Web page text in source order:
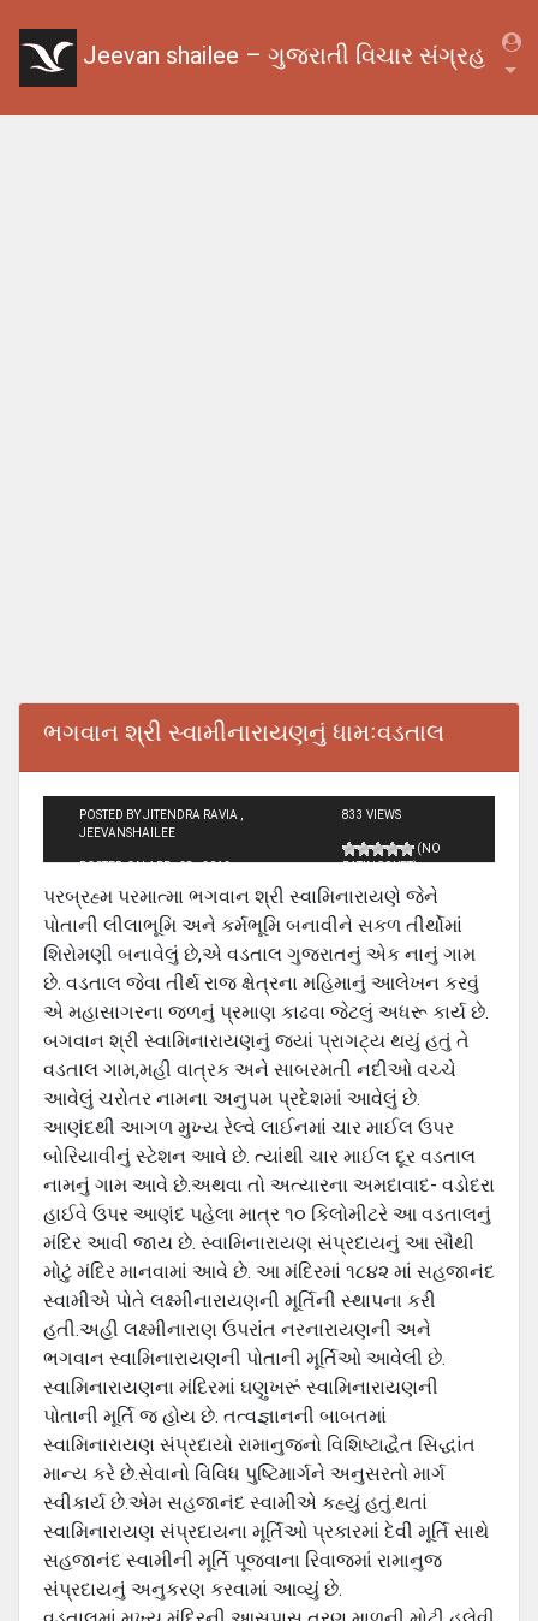
Jeevan shailee – ગુજરાતી વિચાર સંગ્રહ
ભગવાન શ્રી સ્વામીનારાયણનું ધામઃવડતાલ
POSTED BY JITENDRA RAVIA ,
JEEVANSHAILEE
POSTED ON APR - 28 - 2012
833 VIEWS
(NO
RATINGS YET)
પરબ્રહ્મ પરમાત્મા ભગવાન શ્રી સ્વામિનારાયણે જેને
પોતાની લીલાભૂમિ અને કર્મભૂમિ બનાવીને સકળ તીર્થોમાં
શિરોમણી બનાવેલું છે,એ વડતાલ ગુજરાતનું એક નાનું ગામ
છે. વડતાલ જેવા તીર્થ રાજ ક્ષેત્રના મહિમાનું આલેખન કરવું
એ મહાસાગરના જળનું પ્રમાણ કાઢવા જેટલું અધરૂ કાર્ય છે.
બગવાન શ્રી સ્વામિનારાયણનું જ્યાં પ્રાગટ્ય થયું હતું તે
વડતાલ ગામ,મહી વાત્રક અને સાબરમતી નદીઓ વચ્ચે
આવેલું ચરોતર નામના અનુપમ પ્રદેશમાં આવેલું છે.
આણંદથી આગળ મુખ્ય રેલ્વે લાઈનમાં ચાર માઈલ ઉપર
બોરિયાવીનું સ્ટેશન આવે છે. ત્યાંથી ચાર માઈલ દૂર વડતાલ
નામનું ગામ આવે છે.અથવા તો અત્યારના અમદાવાદ- વડોદરા
હાઈવે ઉપર આણંદ પહેલા માત્ર ૧૦ કિલોમીટરે આ વડતાલનું
મંદિર આવી જાય છે. સ્વામિનારાયણ સંપ્રદાયનું આ સૌથી
મોટું મંદિર માનવામાં આવે છે. આ મંદિરમાં ૧૮૪૨ માં સહજાનંદ
સ્વામીએ પોતે લક્ષ્મીનારાયણની મૂર્તિની સ્થાપના કરી
હતી.અહી લક્ષ્મીનારાણ ઉપરાંત નરનારાયણની અને
ભગવાન સ્વામિનારાયણની પોતાની મૂર્તિઓ આવેલી છે.
સ્વામિનારાયણના મંદિરમાં ઘણુખરૂં સ્વામિનારાયણની
પોતાની મૂર્તિ જ હોય છે. તત્વજ્ઞાનની બાબતમાં
સ્વામિનારાયણ સંપ્રદાયો રામાનુજનો વિશિષ્ટાદ્વૈત સિદ્ધાંત
માન્ય કરે છે.સેવાનો વિવિધ પુષ્ટિમાર્ગને અનુસરતો માર્ગ
સ્વીકાર્ય છે.એમ સહજાનંદ સ્વામીએ કહ્યું હતું.થતાં
સ્વામિનારાયણ સંપ્રદાયના મૂર્તિઓ પ્રકારમાં દેવી મૂર્તિ સાથે
સહજાનંદ સ્વામીની મૂર્તિ પૂજવાના રિવાજમાં રામાનુજ
સંપ્રદાયનું અનુકરણ કરવામાં આવ્યું છે.